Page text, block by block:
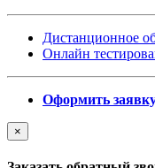
Дистанционное
Онлайн
Оформить
×